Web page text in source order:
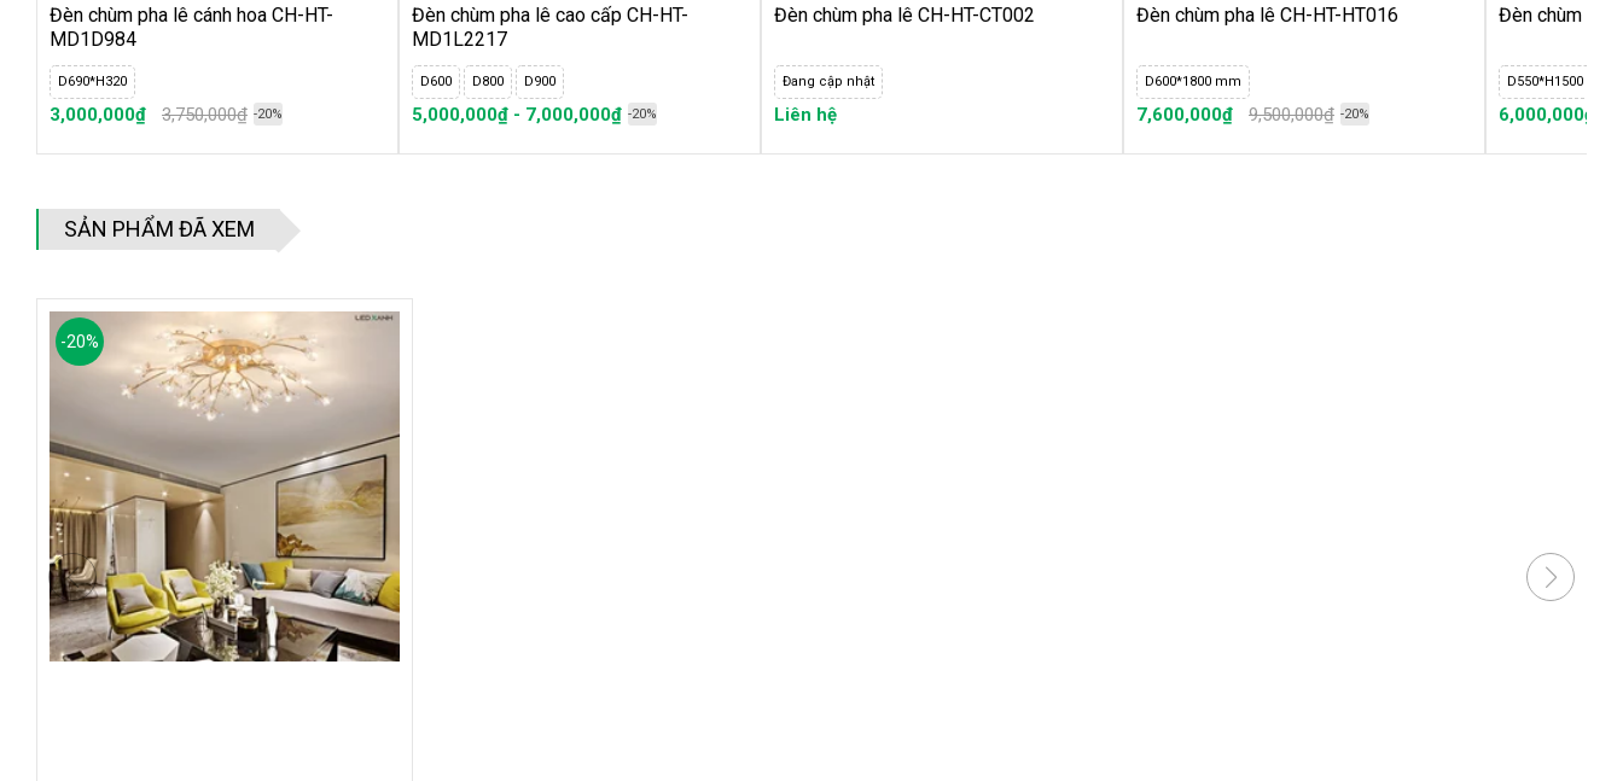
2.3. Phù hợp với nhiều không gian
Đèn chùm pha lê cánh hoa CH-HT-
MD1D984
D690*H320
3,000,000₫ 3,750,000₫ -20%
Đèn chùm pha lê cao cấp CH-HT-
MD1L2217
D600 D800 D900
5,000,000₫ - 7,000,000₫ -20%
Đèn chùm pha lê CH-HT-CT002
Đang cập nhật
Liên hệ
Đèn chùm pha lê CH-HT-HT016
D600*1800 mm
7,600,000₫ 9,500,000₫ -20%
Đèn chùm pha
D550*H1500 mm
6,000,000₫
SẢN PHẨM ĐÃ XEM
-20%